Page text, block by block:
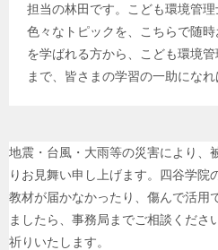
担当の林田です。こども環境管
色々なトピックを、こちらで随
を学ばれる方から、こども環境
まで、皆さまの学習の一助になれ
地震・台風・大雨等の災害により、
りお見舞い申し上げます。四谷学院
教材が届かなかったり、傷んで活用
ましたら、事務局までご相談くださ
祈りいたします。